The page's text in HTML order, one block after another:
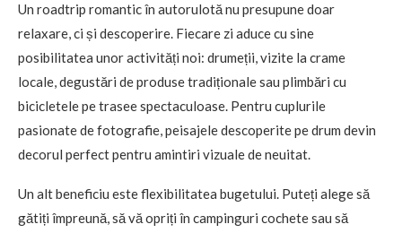
Un roadtrip romantic în autorulotă nu presupune doar
relaxare, ci și descoperire. Fiecare zi aduce cu sine
posibilitatea unor activități noi: drumeții, vizite la crame
locale, degustări de produse tradiționale sau plimbări cu
bicicletele pe trasee spectaculoase. Pentru cuplurile
pasionate de fotografie, peisajele descoperite pe drum devin
decorul perfect pentru amintiri vizuale de neuitat.
Un alt beneficiu este flexibilitatea bugetului. Puteți alege să
gătiți împreună, să vă opriți în campinguri cochete sau să